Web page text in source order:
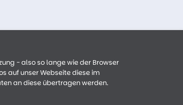
- also so lange wie der Browser
auf unser Webseite diese im
an diese übertragen werden.